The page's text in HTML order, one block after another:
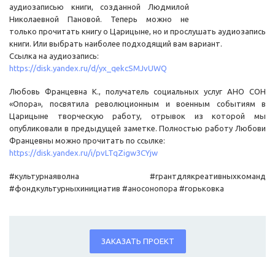
аудиозаписью книги, созданной Людмилой
Николаевной Пановой. Теперь можно не
только прочитать книгу о Царицыне, но и прослушать аудиозапись
книги. Или выбрать наиболее подходящий вам вариант.
Ссылка на аудиозапись:
https://disk.yandex.ru/d/yx_qekcSMJvUWQ
Любовь Францевна К., получатель социальных услуг АНО СОН
«Опора», посвятила революционным и военным событиям в
Царицыне творческую работу, отрывок из которой мы
опубликовали в предыдущей заметке. Полностью работу Любови
Францевны можно прочитать по ссылке:
https://disk.yandex.ru/i/pvLTqZigw3CYjw
#культурнаяволна #грантдлякреативныхкоманд
#фондкультурныхинициатив #аносонопора #горьковка
ЗАКАЗАТЬ ПРОЕКТ